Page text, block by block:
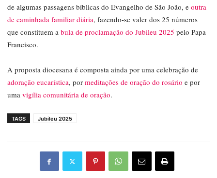
de algumas passagens bíblicas do Evangelho de São João, e outra
de caminhada familiar diária, fazendo-se valer dos 25 números
que constituem a bula de proclamação do Jubileu 2025 pelo Papa
Francisco.
A proposta diocesana é composta ainda por uma celebração de
adoração eucarística, por meditações de oração do rosário e por
uma vigília comunitária de oração.
TAGS Jubileu 2025